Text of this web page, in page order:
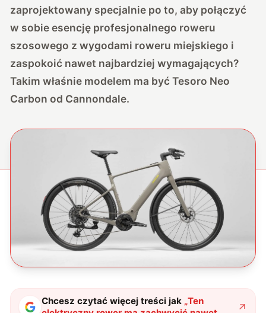
zaprojektowany specjalnie po to, aby połączyć
w sobie esencję profesjonalnego roweru
szosowego z wygodami roweru miejskiego i
zaspokoić nawet najbardziej wymagających?
Takim właśnie modelem ma być Tesoro Neo
Carbon od Cannondale.
Chcesz czytać więcej treści jak „Ten